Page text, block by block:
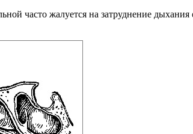
часто жалуется на затруднение дыхания